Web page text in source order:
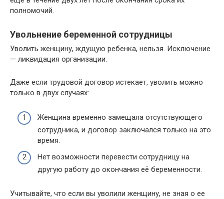
полномочий.
Увольнение беременной сотрудницы
Уволить женщину, ждущую ребенка, нельзя. Исключение
— ликвидация организации.
Даже если трудовой договор истекает, уволить можно
только в двух случаях:
Женщина временно замещала отсутствующего
сотрудника, и договор заключался только на это
время.
Нет возможности перевести сотрудницу на
другую работу до окончания её беременности.
Учитывайте, что если вы уволили женщину, не зная о ее